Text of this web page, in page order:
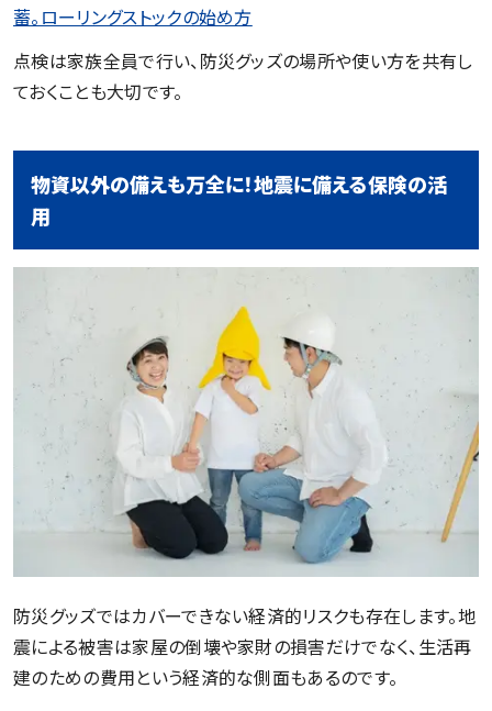
蓄。ローリングストックの始め方
点検は家族全員で行い、防災グッズの場所や使い方を共有し
ておくことも大切です。
物資以外の備えも万全に！地震に備える保険の活
用
防災グッズではカバーできない経済的リスクも存在します。地
震による被害は家屋の倒壊や家財の損害だけでなく、生活再
建のための費用という経済的な側面もあるのです。